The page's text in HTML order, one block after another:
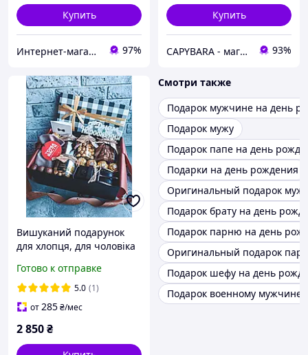
Купить
Интернет-магазин "Happy-land" 97%
Купить
CAPYBARA - магазин подарков 93%
Вишуканий подарунок
для хлопця, для чоловіка
миколая, на новий рік
Готово к отправке
5.0 (1)
от285₴/мес
2 850₴
Смотри также
Подарок мужчине на день
Подарок мужу
Подарок папе на день
Подарки на день рождения
Оригинальный подарок
Подарок брату на день
Подарок парню на день
Оригинальный подарок
Подарок шефу на день
Подарок военному мужчине